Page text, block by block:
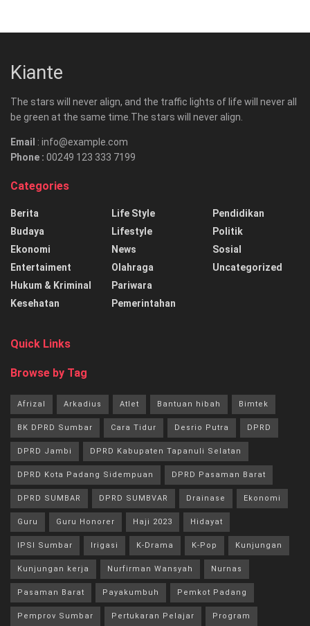
Kiante
The stars will never align, and the traffic lights of life will never all
be green at the same time.The stars will never align.
Email : info@example.com
Phone : 00249 123 333 7199
Categories
Berita
Budaya
Ekonomi
Entertaiment
Hukum & Kriminal
Kesehatan
Life Style
Lifestyle
News
Olahraga
Pariwara
Pemerintahan
Pendidikan
Politik
Sosial
Uncategorized
Quick Links
Browse by Tag
Afrizal Arkadius Atlet Bantuan hibah Bimtek
BK DPRD Sumbar Cara Tidur Desrio Putra DPRD
DPRD Jambi DPRD Kabupaten Tapanuli Selatan
DPRD Kota Padang Sidempuan DPRD Pasaman Barat
DPRD SUMBAR DPRD SUMBVAR Drainase Ekonomi
Guru Guru Honorer Haji 2023 Hidayat
IPSI Sumbar Irigasi K-Drama K-Pop Kunjungan
Kunjungan kerja Nurfirman Wansyah Nurnas
Pasaman Barat Payakumbuh Pemkot Padang
Pemprov Sumbar Pertukaran Pelajar Program